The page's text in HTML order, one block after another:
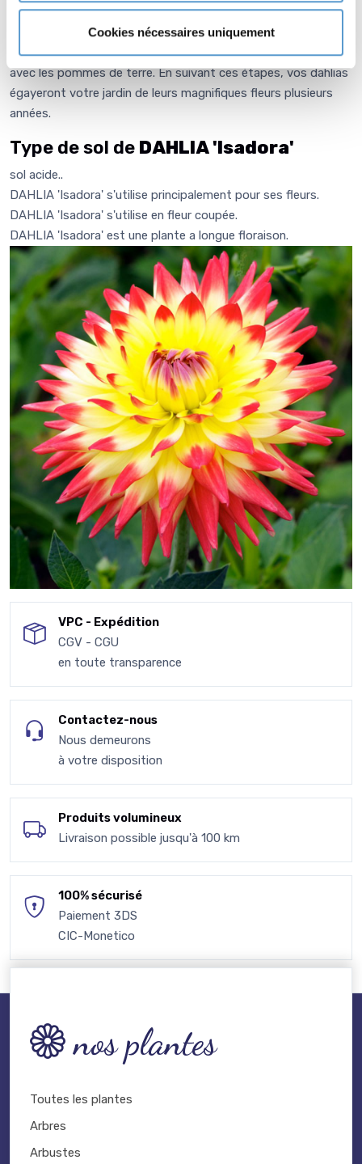
Cookies nécessaires uniquement
gelée. Nettoyez-les, laissez-les sécher pendant quelques
jours, puis entreposez-les dans un endroit frais et sombre
jusqu'au printemps suivant, comme le faisaient nos aïeux
avec les pommes de terre. En suivant ces étapes, vos dahlias
égayeront votre jardin de leurs magnifiques fleurs plusieurs
années.
Type de sol de DAHLIA 'Isadora'
sol acide..
DAHLIA 'Isadora' s'utilise principalement pour ses fleurs.
DAHLIA 'Isadora' s'utilise en fleur coupée.
DAHLIA 'Isadora' est une plante a longue floraison.
VPC - Expédition
CGV - CGU
en toute transparence
Contactez-nous
Nous demeurons
à votre disposition
Produits volumineux
Livraison possible jusqu'à 100 km
100% sécurisé
Paiement 3DS
CIC-Monetico
nos plantes
Toutes les plantes
Arbres
Arbustes